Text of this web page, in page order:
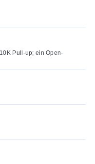
Pull-up; ein Open-